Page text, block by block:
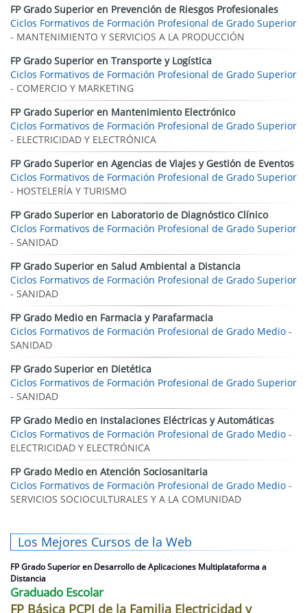
FP Grado Superior en Prevención de Riesgos Profesionales
Ciclos Formativos de Formación Profesional de Grado Superior
- MANTENIMIENTO Y SERVICIOS A LA PRODUCCIÓN
FP Grado Superior en Transporte y Logística
Ciclos Formativos de Formación Profesional de Grado Superior
- COMERCIO Y MARKETING
FP Grado Superior en Mantenimiento Electrónico
Ciclos Formativos de Formación Profesional de Grado Superior
- ELECTRICIDAD Y ELECTRÓNICA
FP Grado Superior en Agencias de Viajes y Gestión de Eventos
Ciclos Formativos de Formación Profesional de Grado Superior
- HOSTELERÍA Y TURISMO
FP Grado Superior en Laboratorio de Diagnóstico Clínico
Ciclos Formativos de Formación Profesional de Grado Superior
- SANIDAD
FP Grado Superior en Salud Ambiental a Distancia
Ciclos Formativos de Formación Profesional de Grado Superior
- SANIDAD
FP Grado Medio en Farmacia y Parafarmacia
Ciclos Formativos de Formación Profesional de Grado Medio -
SANIDAD
FP Grado Superior en Dietética
Ciclos Formativos de Formación Profesional de Grado Superior
- SANIDAD
FP Grado Medio en Instalaciones Eléctricas y Automáticas
Ciclos Formativos de Formación Profesional de Grado Medio -
ELECTRICIDAD Y ELECTRÓNICA
FP Grado Medio en Atención Sociosanitaria
Ciclos Formativos de Formación Profesional de Grado Medio -
SERVICIOS SOCIOCULTURALES Y A LA COMUNIDAD
Los Mejores Cursos de la Web
FP Grado Superior en Desarrollo de Aplicaciones Multiplataforma a
Distancia
Graduado Escolar
FP Básica PCPI de la Familia Electricidad y